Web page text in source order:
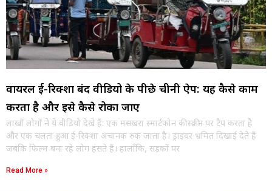
वायरल ई-रिक्शा बंद वीडियो के पीछे चीनी ऐप: यह कैसे काम
करता है और इसे कैसे रोका जाए
लाखों लोगों ने ये वीडियो देखे हैं: एक मसखरा स्मार्टफोन की स्क्रीन पर टैप करता है
और एक चलता हुआ ई-रिक्शा अचानक रुक जाता है। ड्राइवर भ्रमित दिखाई देते हैं
जबकि फिल्म बना रहे लोग हंसते हैं। हालाँकि, सड़कों पर
Read More »